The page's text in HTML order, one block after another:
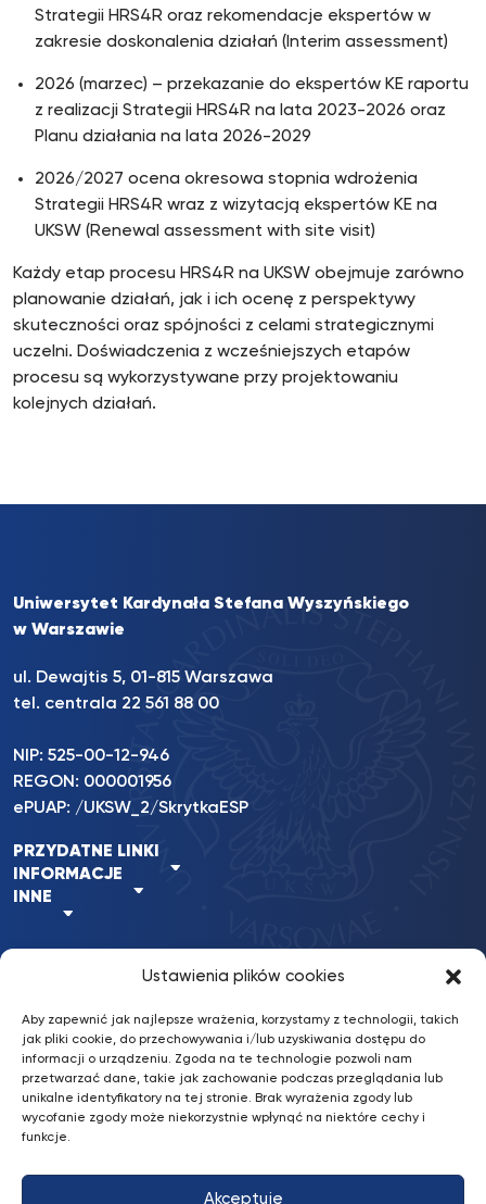
Ustawienia plików cookies
Aby zapewnić jak najlepsze wrażenia, korzystamy z technologii, takich
jak pliki cookie, do przechowywania i/lub uzyskiwania dostępu do
informacji o urządzeniu. Zgoda na te technologie pozwoli nam
przetwarzać dane, takie jak zachowanie podczas przeglądania lub
unikalne identyfikatory na tej stronie. Brak wyrażenia zgody lub
wycofanie zgody może niekorzystnie wpłynąć na niektóre cechy i
funkcje.
Akceptuję
Strategii HRS4R oraz rekomendacje ekspertów w
zakresie doskonalenia działań (Interim assessment)
2026 (marzec) – przekazanie do ekspertów KE raportu
z realizacji Strategii HRS4R na lata 2023-2026 oraz
Planu działania na lata 2026-2029
2026/2027 ocena okresowa stopnia wdrożenia
Strategii HRS4R wraz z wizytacją ekspertów KE na
UKSW (Renewal assessment with site visit)
Każdy etap procesu HRS4R na UKSW obejmuje zarówno
planowanie działań, jak i ich ocenę z perspektywy
skuteczności oraz spójności z celami strategicznymi
uczelni. Doświadczenia z wcześniejszych etapów
procesu są wykorzystywane przy projektowaniu
kolejnych działań.
Uniwersytet Kardynała Stefana Wyszyńskiego
w Warszawie
ul. Dewajtis 5, 01-815 Warszawa
tel. centrala 22 561 88 00
NIP: 525-00-12-946
REGON: 000001956
ePUAP: /UKSW_2/SkrytkaESP
PRZYDATNE LINKI
INFORMACJE
INNE
UKSW
zastrzeżone.
Wykonanie:
Deklaracja dostępności
Konto bankowe: Erste Bank Polska S.A.